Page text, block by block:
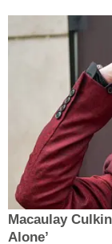
Macaulay
Alone’